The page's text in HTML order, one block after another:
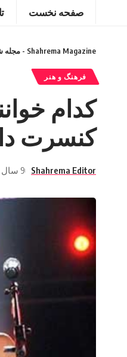
صفحه نخست
Shahrema Magazine - مجله شهرما
فرهنگ و هنر
کدام
کنسرت
Shahrema Editor 9 سال پیش